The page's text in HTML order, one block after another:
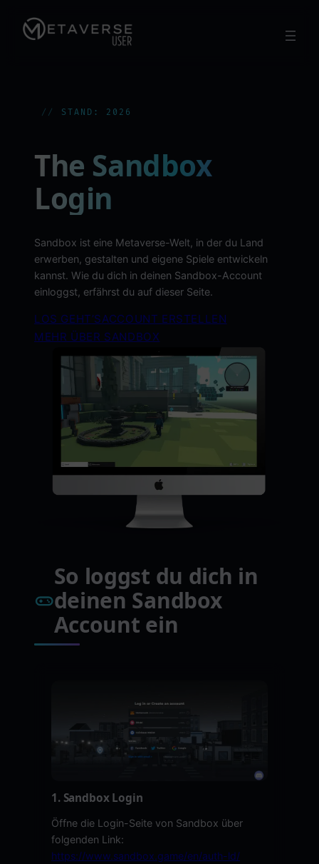
Inhalt
STAND: 2026
The Sandbox
Login
Sandbox ist eine Metaverse-Welt, in der du Land
erwerben, gestalten und eigene Spiele entwickeln
kannst. Wie du dich in deinen Sandbox-Account
einloggst, erfährst du auf dieser Seite.
LOS GEHT’SACCOUNT ERSTELLEN
MEHR ÜBER SANDBOX
So loggst du dich in
deinen Sandbox
Account ein
1. Sandbox Login
Öffne die Login-Seite von Sandbox über
folgenden Link:
https://www.sandbox.game/en/auth-ld/